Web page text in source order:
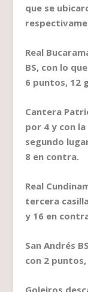
que se
Real
BS, con lo
6 puntos, 12
Cantera
por 4 y con
segundo
8 en contra.
Real
tercera
y 16 en
San Andrés
con 2